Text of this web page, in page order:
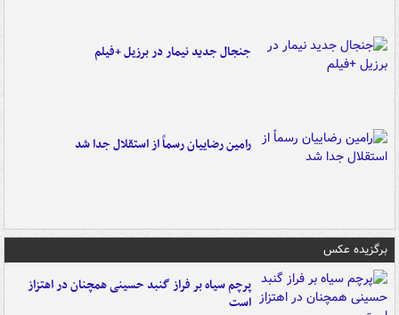
جنجال جدید نیمار در برزیل +فیلم
رامین رضاییان رسماً از استقلال جدا شد
برگزیده عکس
پرچم سیاه بر فراز گنبد حسینی همچنان در اهتزاز
است